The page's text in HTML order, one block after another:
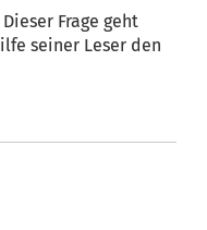
Frage geht